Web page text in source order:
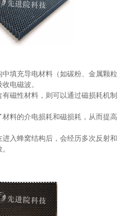
填充导电材料（如碳粉、金属颗粒
电磁波。
磁性材料，则可以通过磁损耗机制
料的介电损耗和磁损耗，从而提高
入蜂窝结构后，会经历多次反射和